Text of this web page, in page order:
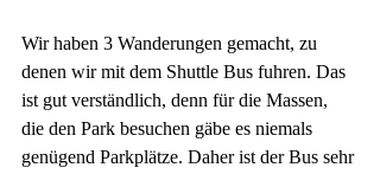
Wir haben 3 Wanderungen gemacht, zu
denen wir mit dem Shuttle Bus fuhren. Das
ist gut verständlich, denn für die Massen,
die den Park besuchen gäbe es niemals
genügend Parkplätze. Daher ist der Bus sehr